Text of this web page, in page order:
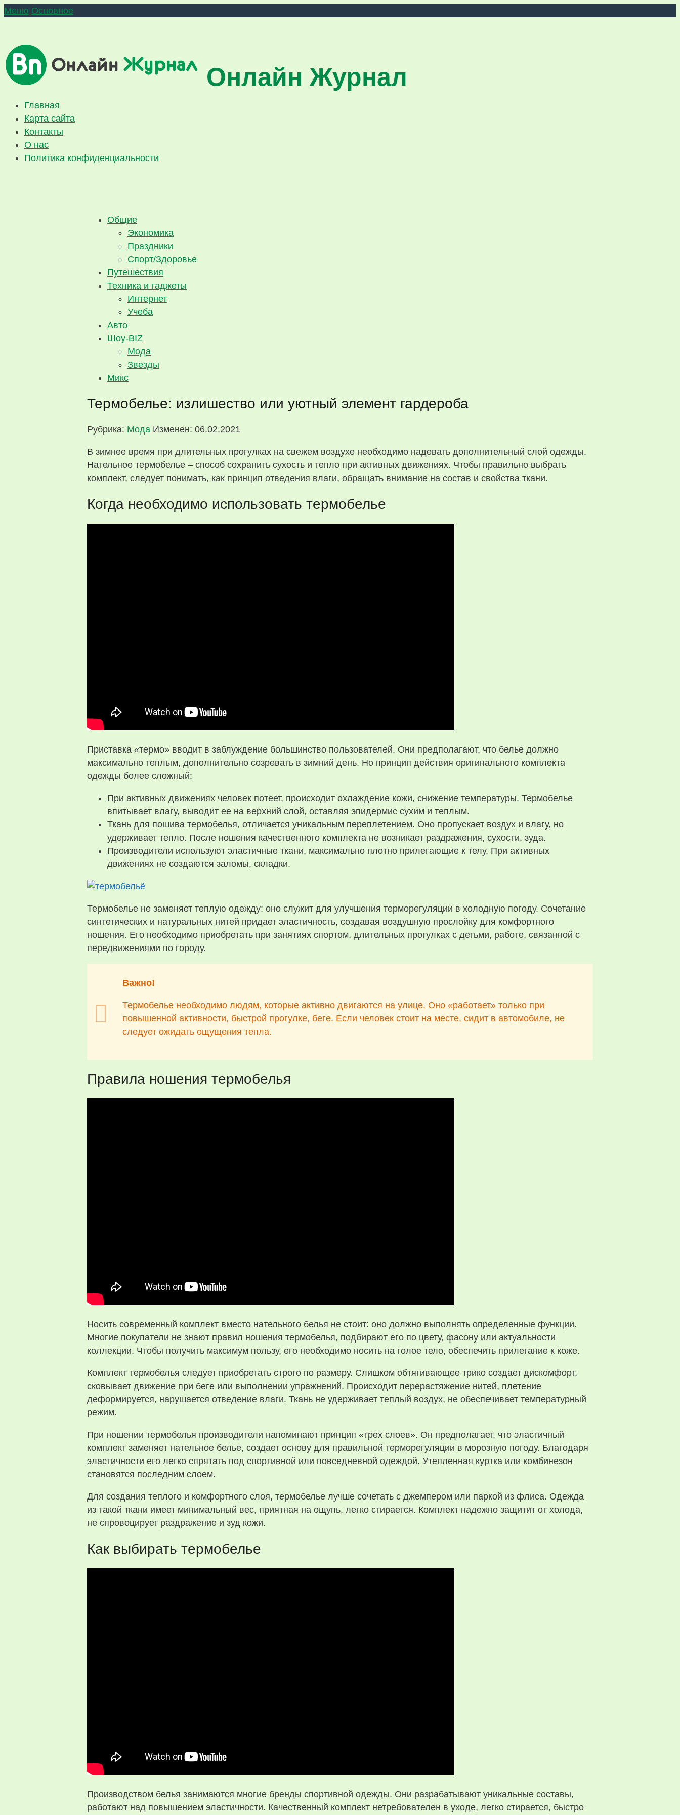
Меню Основное
Онлайн Журнал
Главная
Карта сайта
Контакты
О нас
Политика конфиденциальности
Общие
Экономика
Праздники
Спорт/Здоровье
Путешествия
Техника и гаджеты
Интернет
Учеба
Авто
Шоу-BIZ
Мода
Звезды
Микс
Термобелье: излишество или уютный элемент гардероба
Рубрика: Мода Изменен: 06.02.2021
В зимнее время при длительных прогулках на свежем воздухе необходимо надевать дополнительный слой одежды.
Нательное термобелье – способ сохранить сухость и тепло при активных движениях. Чтобы правильно выбрать
комплект, следует понимать, как принцип отведения влаги, обращать внимание на состав и свойства ткани.
Когда необходимо использовать термобелье
Приставка «термо» вводит в заблуждение большинство пользователей. Они предполагают, что белье должно
максимально теплым, дополнительно созревать в зимний день. Но принцип действия оригинального комплекта
одежды более сложный:
При активных движениях человек потеет, происходит охлаждение кожи, снижение температуры. Термобелье
впитывает влагу, выводит ее на верхний слой, оставляя эпидермис сухим и теплым.
Ткань для пошива термобелья, отличается уникальным переплетением. Оно пропускает воздух и влагу, но
удерживает тепло. После ношения качественного комплекта не возникает раздражения, сухости, зуда.
Производители используют эластичные ткани, максимально плотно прилегающие к телу. При активных
движениях не создаются заломы, складки.
Термобелье не заменяет теплую одежду: оно служит для улучшения терморегуляции в холодную погоду. Сочетание
синтетических и натуральных нитей придает эластичность, создавая воздушную прослойку для комфортного
ношения. Его необходимо приобретать при занятиях спортом, длительных прогулках с детьми, работе, связанной с
передвижениями по городу.
Важно!
Термобелье необходимо людям, которые активно двигаются на улице. Оно «работает» только при
повышенной активности, быстрой прогулке, беге. Если человек стоит на месте, сидит в автомобиле, не
следует ожидать ощущения тепла.
Правила ношения термобелья
Носить современный комплект вместо нательного белья не стоит: оно должно выполнять определенные функции.
Многие покупатели не знают правил ношения термобелья, подбирают его по цвету, фасону или актуальности
коллекции. Чтобы получить максимум пользу, его необходимо носить на голое тело, обеспечить прилегание к коже.
Комплект термобелья следует приобретать строго по размеру. Слишком обтягивающее трико создает дискомфорт,
сковывает движение при беге или выполнении упражнений. Происходит перерастяжение нитей, плетение
деформируется, нарушается отведение влаги. Ткань не удерживает теплый воздух, не обеспечивает температурный
режим.
При ношении термобелья производители напоминают принцип «трех слоев». Он предполагает, что эластичный
комплект заменяет нательное белье, создает основу для правильной терморегуляции в морозную погоду. Благодаря
эластичности его легко спрятать под спортивной или повседневной одеждой. Утепленная куртка или комбинезон
становятся последним слоем.
Для создания теплого и комфортного слоя, термобелье лучше сочетать с джемпером или паркой из флиса. Одежда
из такой ткани имеет минимальный вес, приятная на ощупь, легко стирается. Комплект надежно защитит от холода,
не спровоцирует раздражение и зуд кожи.
Как выбирать термобелье
Производством белья занимаются многие бренды спортивной одежды. Они разрабатывают уникальные составы,
работают над повышением эластичности. Качественный комплект нетребователен в уходе, легко стирается, быстро